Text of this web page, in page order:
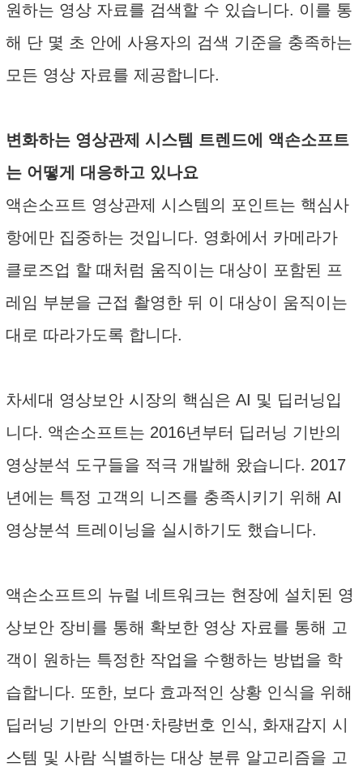
원하는 영상 자료를 검색할 수 있습니다. 이를 통
해 단 몇 초 안에 사용자의 검색 기준을 충족하는
모든 영상 자료를 제공합니다.
변화하는 영상관제 시스템 트렌드에 액손소프트
는 어떻게 대응하고 있나요
액손소프트 영상관제 시스템의 포인트는 핵심사
항에만 집중하는 것입니다. 영화에서 카메라가
클로즈업 할 때처럼 움직이는 대상이 포함된 프
레임 부분을 근접 촬영한 뒤 이 대상이 움직이는
대로 따라가도록 합니다.
차세대 영상보안 시장의 핵심은 AI 및 딥러닝입
니다. 액손소프트는 2016년부터 딥러닝 기반의
영상분석 도구들을 적극 개발해 왔습니다. 2017
년에는 특정 고객의 니즈를 충족시키기 위해 AI
영상분석 트레이닝을 실시하기도 했습니다.
액손소프트의 뉴럴 네트워크는 현장에 설치된 영
상보안 장비를 통해 확보한 영상 자료를 통해 고
객이 원하는 특정한 작업을 수행하는 방법을 학
습합니다. 또한, 보다 효과적인 상황 인식을 위해
딥러닝 기반의 안면·차량번호 인식, 화재감지 시
스템 및 사람 식별하는 대상 분류 알고리즘을 고